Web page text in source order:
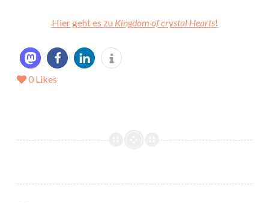
Hier geht es zu Kingdom of crystal Hearts!
0 Likes